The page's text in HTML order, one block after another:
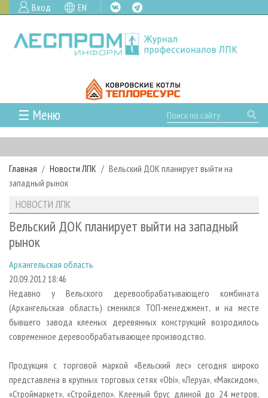
Вход EN
☰ Меню
ГЛАВНАЯ
РУБРИКИ И ТЕМЫ
РУБРИКИ ЖУРНАЛА
ЛЕСОЗАГОТОВКА
ЛЕСОПИЛЕНИЕ
СУШКА ДРЕВЕСИНЫ
ПРОИЗВОДСТВО ДРЕВЕСНЫХ ПЛИТ
ДЕРЕВЯННОЕ ДОМОСТРОЕНИЕ
ПРОИЗВОДСТВО МЕБЕЛИ
ЦБП
НОВОСТИ
НОВОСТИ ЛПК
НОВОСТИ ЖУРНАЛА
ПРОЕКТЫ ЛПИ
АНАЛИТИКА
ПРЕДПРИЯТИЯ ЛПК
ПЕРСОНЫ
МОБИЛЬНЫЕ ВЫСТАВКИ
ОФИЦИАЛЬНЫЕ ДЕЛЕГАЦИИ
ПРИОРИТЕТНЫЕ ИНВЕСТПРОЕКТЫ
ГАЗЕТА ЛЕСПРОМФОРУМ
АРХИВ ЖУРНАЛОВ
О ЖУРНАЛЕ
ПОДПИСКА
КОНТАКТЫ
РЕКЛАМОДАТЕЛЯМ
РЕКЛАМА
РЕКЛАМА НА САЙТЕ
Главная Новости ЛПК
Вельский ДОК планирует выйти на
западный рынок
НОВОСТИ ЛПК
Вельский ДОК планирует выйти на западный
рынок
Архангельская область
20.09.2012 18:46
Недавно у Вельского деревообрабатывающего комбината
(Архангельская область) сменился ТОП-менеджмент, и на месте
бывшего завода клееных деревянных конструкций возродилось
современное деревообрабатывающее производство.
Продукция с торговой маркой «Вельский лес» сегодня широко
представлена в крупных торговых сетях «Оbi», «Леруа», «Максидом»,
«Строймаркет», «Стройдепо». Клееный брус длиной до 24 метров,